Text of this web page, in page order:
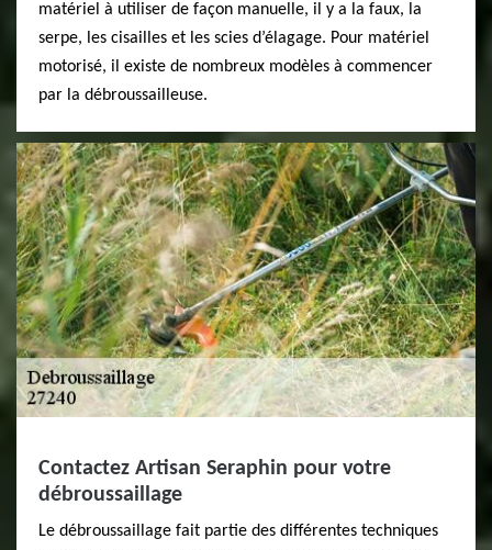
matériel à utiliser de façon manuelle, il y a la faux, la
serpe, les cisailles et les scies d’élagage. Pour matériel
motorisé, il existe de nombreux modèles à commencer
par la débroussailleuse.
Contactez Artisan Seraphin pour votre
débroussaillage
Le débroussaillage fait partie des différentes techniques